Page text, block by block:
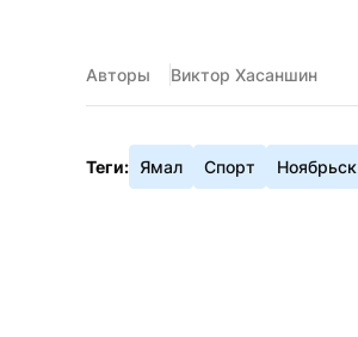
Авторы Виктор Хасаншин
Теги: Ямал Спорт Ноябрьск